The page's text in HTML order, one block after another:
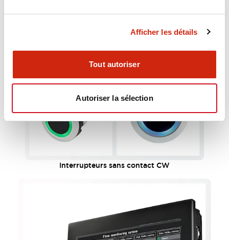
Afficher les détails
Tout autoriser
Autoriser la sélection
Interrupteurs sans contact CW